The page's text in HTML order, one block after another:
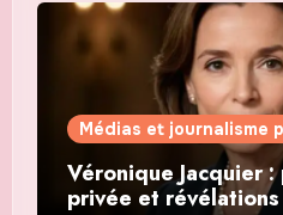
Médias et journalisme
Véronique Jacquier
privée et